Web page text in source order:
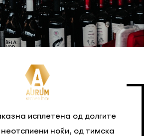
исплетена од долгите
ноќи, од тимска